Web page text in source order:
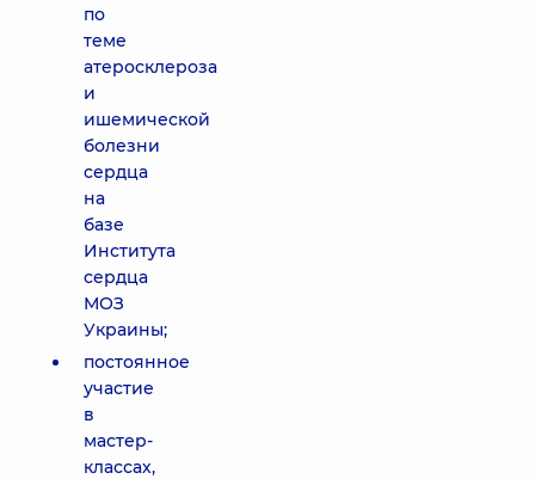
по
теме
атеросклероза
и
ишемической
болезни
сердца
на
базе
Института
сердца
МОЗ
Украины;
постоянное
участие
в
мастер-
классах,